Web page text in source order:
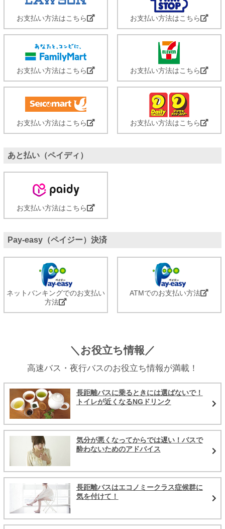
お支払い方法はこちら お支払い方法はこちら
お支払い方法はこちら お支払い方法はこちら
お支払い方法はこちら お支払い方法はこちら
あと払い（ペイディ）
お支払い方法はこちら
Pay-easy（ペイジー）決済
ネットバンキングでのお支払い
方法
ATMでのお支払い方法
＼お役立ち情報／
高速バス・夜行バスのお役立ち情報が満載！
長距離バスに乗るときには選ばないで！
トイレが近くなるNGドリンク
気分が悪くなってからでは遅い！バスで
酔わないためのアドバイス
長距離バスはエコノミークラス症候群に
気を付けて！